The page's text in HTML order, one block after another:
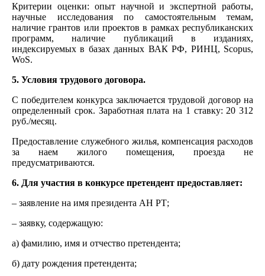
Критерии оценки: опыт научной и экспертной работы,
научные исследования по самостоятельным темам,
наличие грантов или проектов в рамках республиканских
программ, наличие публикаций в изданиях,
индексируемых в базах данных ВАК РФ, РИНЦ, Scopus,
WoS.
5. Условия трудового договора.
С победителем конкурса заключается трудовой договор на
определенный срок. Заработная плата на 1 ставку: 20 312
руб./месяц.
Предоставление служебного жилья, компенсация расходов
за наем жилого помещения, проезда не
предусматриваются.
6. Для участия в конкурсе претендент предоставляет:
– заявление на имя президента АН РТ;
– заявку, содержащую:
а) фамилию, имя и отчество претендента;
б) дату рождения претендента;